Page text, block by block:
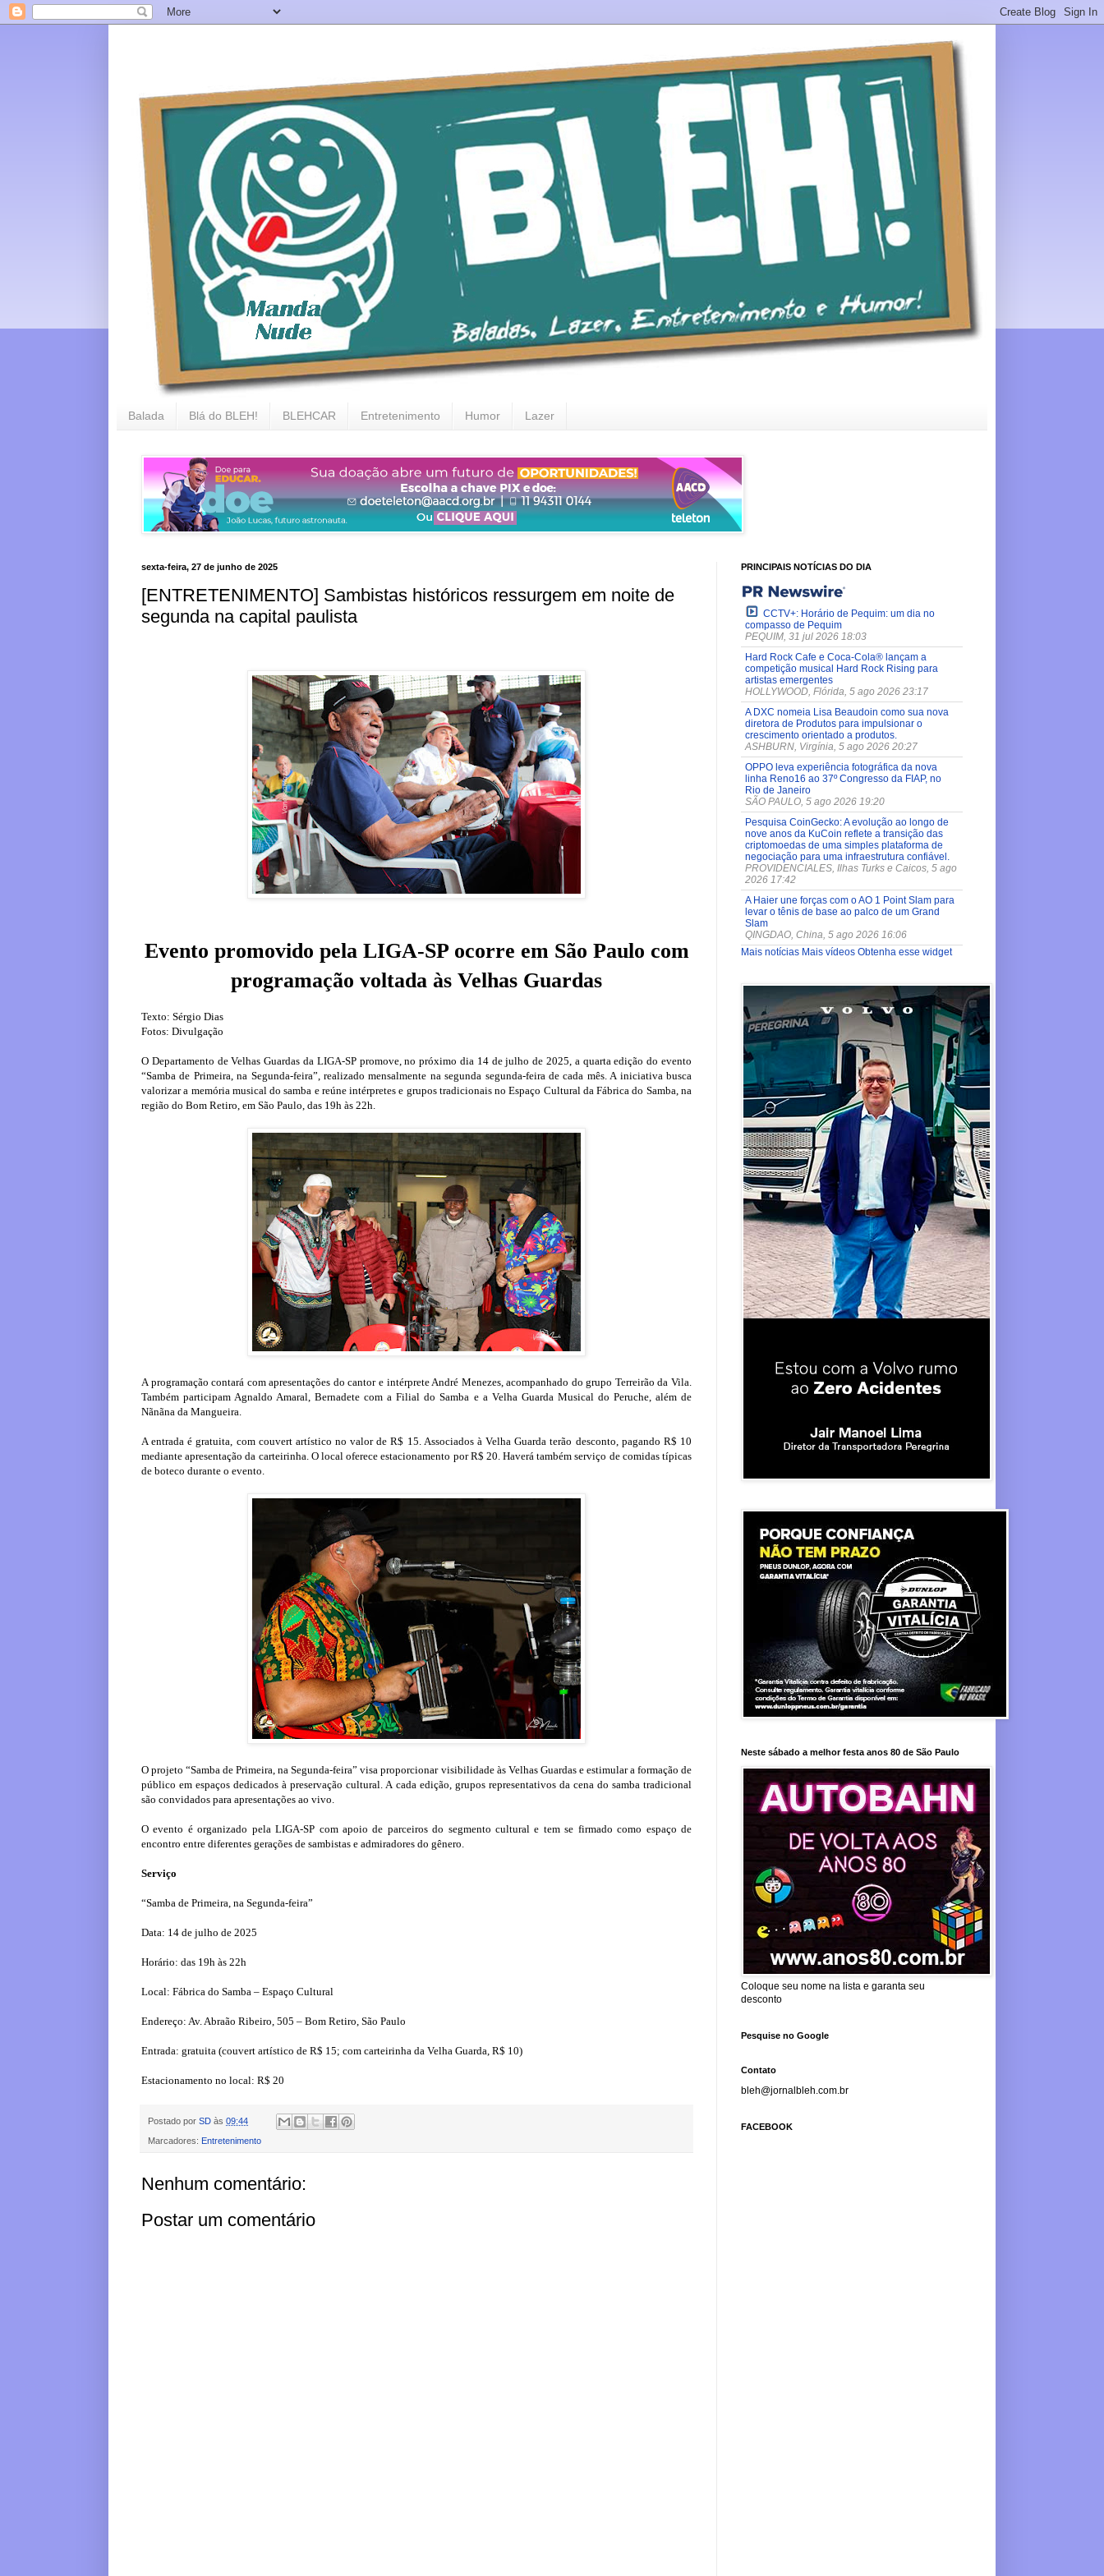
Balada Blá do BLEH! BLEHCAR Entretenimento Humor Lazer
sexta-feira, 27 de junho de 2025
[ENTRETENIMENTO] Sambistas históricos ressurgem em noite de
segunda na capital paulista
Evento promovido pela LIGA-SP ocorre em São Paulo com
programação voltada às Velhas Guardas
Texto: Sérgio Dias
Fotos: Divulgação
O Departamento de Velhas Guardas da LIGA-SP promove, no próximo dia 14 de julho de 2025, a quarta edição do evento
“Samba de Primeira, na Segunda-feira”, realizado mensalmente na segunda segunda-feira de cada mês. A iniciativa busca
valorizar a memória musical do samba e reúne intérpretes e grupos tradicionais no Espaço Cultural da Fábrica do Samba, na
região do Bom Retiro, em São Paulo, das 19h às 22h.
A programação contará com apresentações do cantor e intérprete André Menezes, acompanhado do grupo Terreirão da Vila.
Também participam Agnaldo Amaral, Bernadete com a Filial do Samba e a Velha Guarda Musical do Peruche, além de
Nãnãna da Mangueira.
A entrada é gratuita, com couvert artístico no valor de R$ 15. Associados à Velha Guarda terão desconto, pagando R$ 10
mediante apresentação da carteirinha. O local oferece estacionamento por R$ 20. Haverá também serviço de comidas típicas
de boteco durante o evento.
O projeto “Samba de Primeira, na Segunda-feira” visa proporcionar visibilidade às Velhas Guardas e estimular a formação de
público em espaços dedicados à preservação cultural. A cada edição, grupos representativos da cena do samba tradicional
são convidados para apresentações ao vivo.
O evento é organizado pela LIGA-SP com apoio de parceiros do segmento cultural e tem se firmado como espaço de
encontro entre diferentes gerações de sambistas e admiradores do gênero.
Serviço
“Samba de Primeira, na Segunda-feira”
Data: 14 de julho de 2025
Horário: das 19h às 22h
Local: Fábrica do Samba – Espaço Cultural
Endereço: Av. Abraão Ribeiro, 505 – Bom Retiro, São Paulo
Entrada: gratuita (couvert artístico de R$ 15; com carteirinha da Velha Guarda, R$ 10)
Estacionamento no local: R$ 20
Postado por SD às 09:44
Marcadores: Entretenimento
Nenhum comentário:
Postar um comentário
PRINCIPAIS NOTÍCIAS DO DIA
CCTV+: Horário de Pequim: um dia no
compasso de Pequim
PEQUIM, 31 jul 2026 18:03
Hard Rock Cafe e Coca-Cola® lançam a
competição musical Hard Rock Rising para
artistas emergentes
HOLLYWOOD, Flórida, 5 ago 2026 23:17
A DXC nomeia Lisa Beaudoin como sua nova
diretora de Produtos para impulsionar o
crescimento orientado a produtos.
ASHBURN, Virgínia, 5 ago 2026 20:27
OPPO leva experiência fotográfica da nova
linha Reno16 ao 37º Congresso da FIAP, no
Rio de Janeiro
SÃO PAULO, 5 ago 2026 19:20
Pesquisa CoinGecko: A evolução ao longo de
nove anos da KuCoin reflete a transição das
criptomoedas de uma simples plataforma de
negociação para uma infraestrutura confiável.
PROVIDENCIALES, Ilhas Turks e Caicos, 5 ago
2026 17:42
A Haier une forças com o AO 1 Point Slam para
levar o tênis de base ao palco de um Grand
Slam
QINGDAO, China, 5 ago 2026 16:06
Mais notícias Mais vídeos Obtenha esse widget
Neste sábado a melhor festa anos 80 de São Paulo
Coloque seu nome na lista e garanta seu
desconto
Pesquise no Google
Contato
bleh@jornalbleh.com.br
FACEBOOK